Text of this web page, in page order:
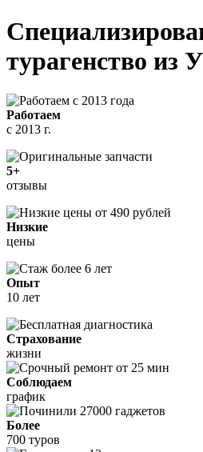
турагенство из
Работаем
с 2013 г.
5+
отзывы
Низкие
цены
Опыт
10 лет
Страхование
жизни
Соблюдаем
график
Более
700 туров